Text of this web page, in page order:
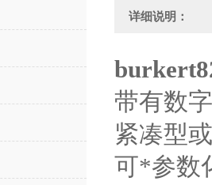
详细说明：
带有数
紧凑型
可*参数